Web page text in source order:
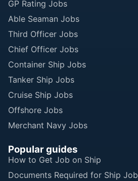
GP Rating Jobs
Able Seaman Jobs
Third Officer Jobs
Chief Officer Jobs
Container Ship Jobs
Tanker Ship Jobs
Cruise Ship Jobs
Offshore Jobs
Merchant Navy Jobs
Popular guides
How to Get Job on Ship
Documents Required for Ship